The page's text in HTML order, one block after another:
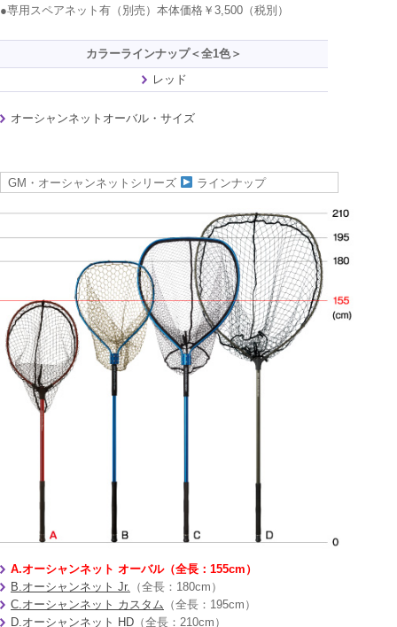
●専用スペアネット有（別売）本体価格￥3,500（税別）
カラーラインナップ＜全1色＞
レッド
オーシャンネットオーバル・サイズ
GM・オーシャンネットシリーズ ラインナップ
A.オーシャンネット オーバル（全長：155cm）
B.オーシャンネット Jr. （全長：180cm）
C.オーシャンネット カスタム （全長：195cm）
D.オーシャンネット HD （全長：210cm）